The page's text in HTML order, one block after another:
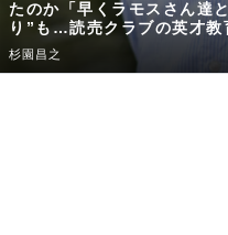
たのか「早くラモスさん達
り”も…読売クラブの英才教
杉園昌之